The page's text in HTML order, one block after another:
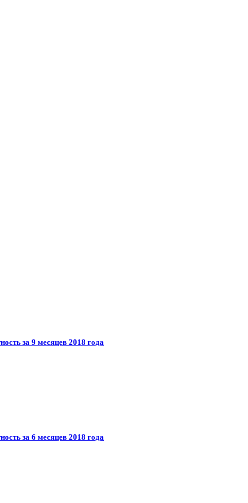
за 9 месяцев 2018 года
за 6 месяцев 2018 года